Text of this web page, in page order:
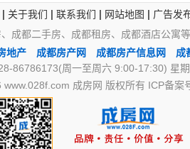
| 关于我们 | 联系我们 | 网站地图 | 广告发
成都二手房、成都租房、成都酒店公寓
地产 成都房产网 成都房产信息网 成
86786173(周一至周六 9:00-17:30) 星
成房网 版权所有 ICP备案